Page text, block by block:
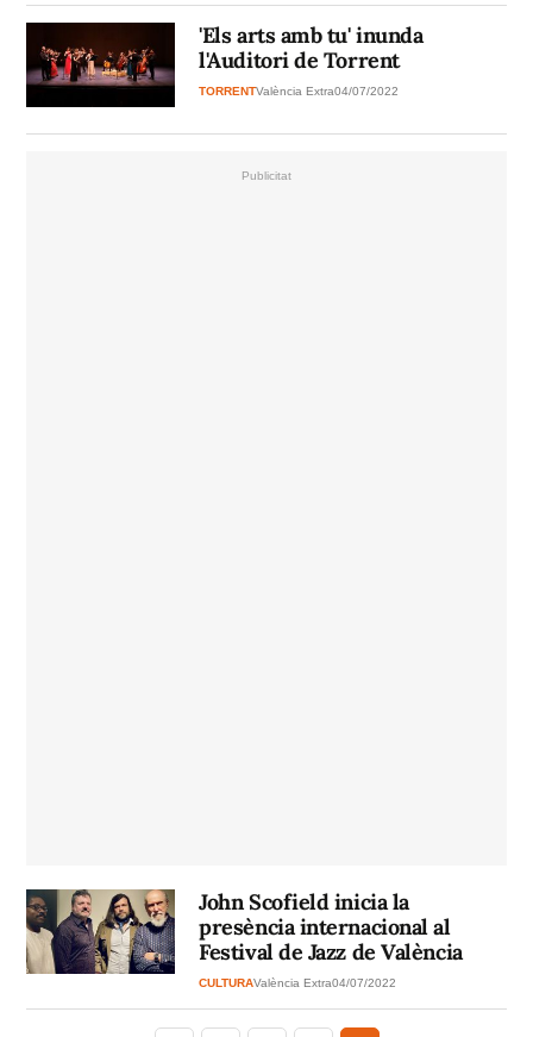
'Els arts amb tu' inunda
l'Auditori de Torrent
TORRENTValència Extra04/07/2022
John Scofield inicia la
presència internacional al
Festival de Jazz de València
CULTURAValència Extra04/07/2022